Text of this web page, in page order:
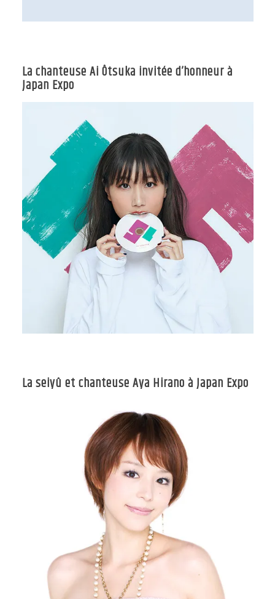
La chanteuse Ai Ôtsuka invitée d’honneur à
Japan Expo
La seiyû et chanteuse Aya Hirano à Japan Expo